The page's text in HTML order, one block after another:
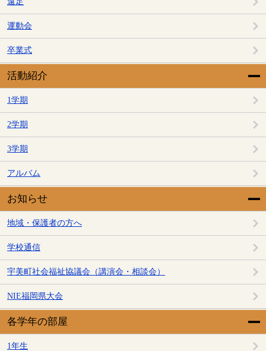
運動会
卒業式
活動紹介
1学期
2学期
3学期
アルバム
お知らせ
地域・保護者の方へ
学校通信
宇美町社会福祉協議会（講演会・相談会）
NIE福岡県大会
各学年の部屋
1年生